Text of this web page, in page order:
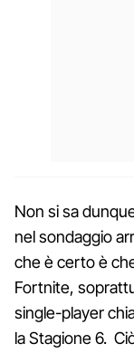
Non si sa
nel sondaggio
che è certo è
Fortnite,
single-player
la Stagione 6.